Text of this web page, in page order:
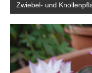
Zwiebel- und